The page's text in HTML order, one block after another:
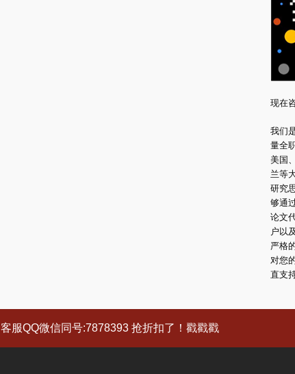
现在
我们
量全
美国
兰等
研究
够通
论文
户以
严格
对您
直支
客服QQ微信同号:7878393 抢折扣了！戳戳戳